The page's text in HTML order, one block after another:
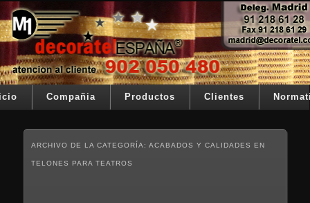
Ir al contenido principal
Ir al contenido secundario
Decoratel España
Su telon de teatro es nuestra razón de ser
Menú principalCompañia Productos Clientes
ARCHIVO DE LA CATEGORÍA:ACABADOS Y CALIDADES EN
TELONES PARA TEATROS